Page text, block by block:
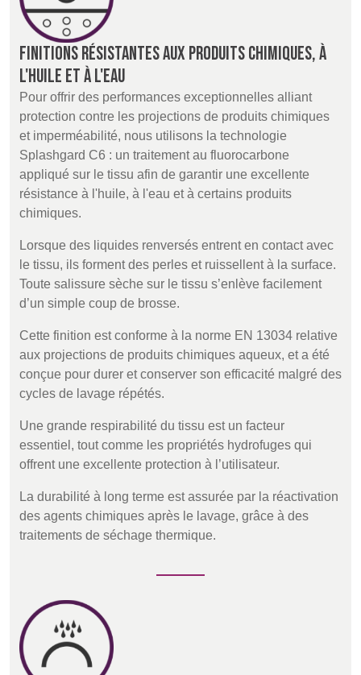
Finitions résistantes aux produits chimiques, à
l'huile et à l'eau
Pour offrir des performances exceptionnelles alliant
protection contre les projections de produits chimiques
et imperméabilité, nous utilisons la technologie
Splashgard C6 : un traitement au fluorocarbone
appliqué sur le tissu afin de garantir une excellente
résistance à l'huile, à l'eau et à certains produits
chimiques.
Lorsque des liquides renversés entrent en contact avec
le tissu, ils forment des perles et ruissellent à la surface.
Toute salissure sèche sur le tissu s’enlève facilement
d’un simple coup de brosse.
Cette finition est conforme à la norme EN 13034 relative
aux projections de produits chimiques aqueux, et a été
conçue pour durer et conserver son efficacité malgré des
cycles de lavage répétés.
Une grande respirabilité du tissu est un facteur
essentiel, tout comme les propriétés hydrofuges qui
offrent une excellente protection à l’utilisateur.
La durabilité à long terme est assurée par la réactivation
des agents chimiques après le lavage, grâce à des
traitements de séchage thermique.